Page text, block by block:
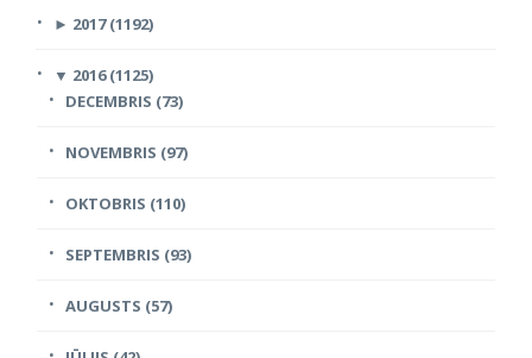
► 2017 (1192)
▼ 2016 (1125)
DECEMBRIS (73)
NOVEMBRIS (97)
OKTOBRIS (110)
SEPTEMBRIS (93)
AUGUSTS (57)